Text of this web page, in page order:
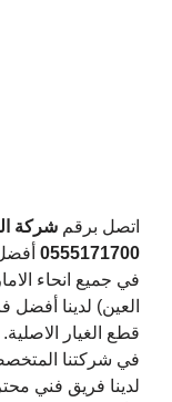
اتصل برقم شركة
0555171700
في جميع انحاء
العين) لدينا
قطع الغيار الاصلية.
في شركتنا
لدينا فريق فني